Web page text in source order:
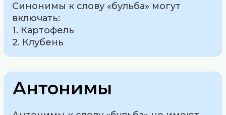
Синонимы к слову «бульба» могут
включать:
1. Картофель
2. Клубень
Антонимы